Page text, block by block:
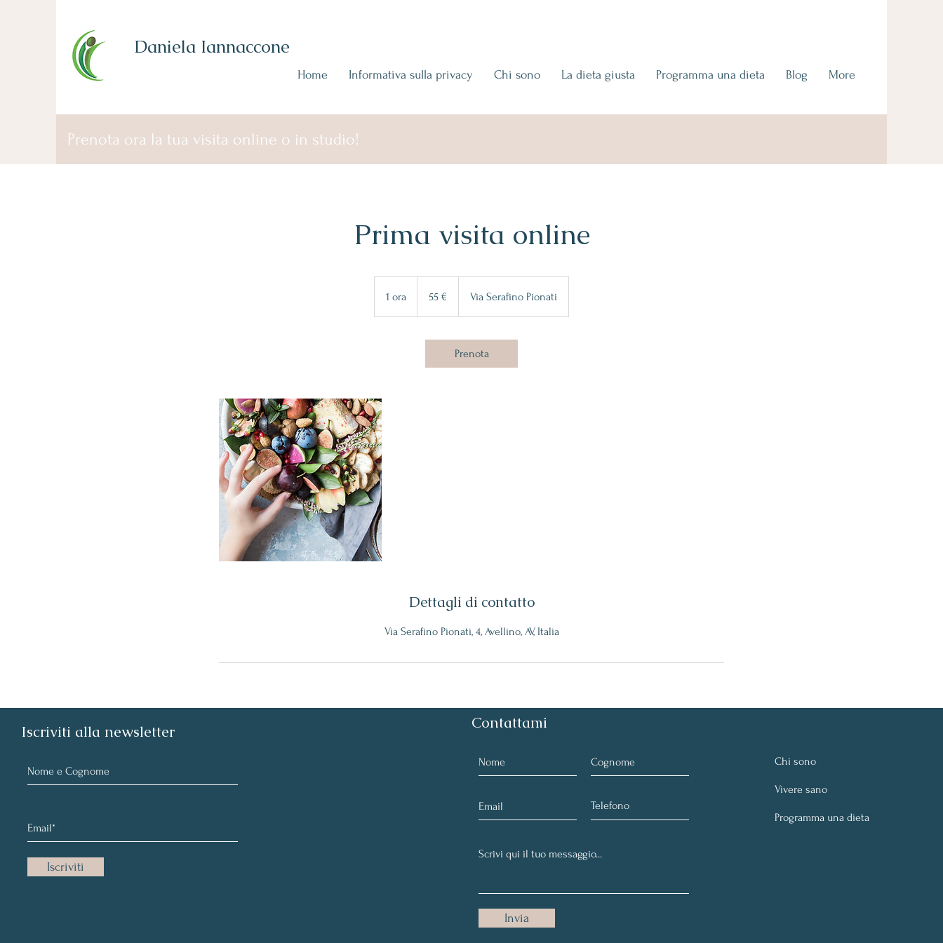
Daniela Iannaccone
Home Informativa sulla privacy Chi sono La dieta giusta Programma una dieta Blog More
Prenota ora la tua visita online o in studio!
Prima visita online
1 ora
o
55 € Via Serafino Pionati
Prenota
Dettagli di contatto
Via Serafino Pionati, 4, Avellino, AV, Italia
Iscriviti alla newsletter
Iscriviti
Contattami
Invia
Chi sono
Vivere sano
Programma una dieta